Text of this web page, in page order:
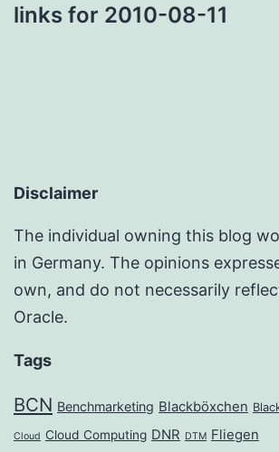
links for 2010-08-11
Disclaimer
The individual owning this blog
in Germany. The opinions
own, and do not necessarily
Oracle.
Tags
BCN Benchmarketing Blackböxchen
Cloud Cloud Computing DNR DTM Fliegen